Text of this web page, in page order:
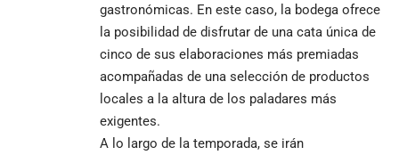
gastronómicas. En este caso, la bodega ofrece
la posibilidad de disfrutar de una cata única de
cinco de sus elaboraciones más premiadas
acompañadas de una selección de productos
locales a la altura de los paladares más
exigentes.
A lo largo de la temporada, se irán